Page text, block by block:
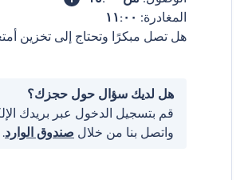
المغادرة: ١١:٠٠
هل تصل مبكرًا وتحتاج إلى تخزين
هل لديك سؤال حول حجزك؟
قم بتسجيل الدخول عبر بريدك
واتصل بنا من خلال صندوق الوارد.